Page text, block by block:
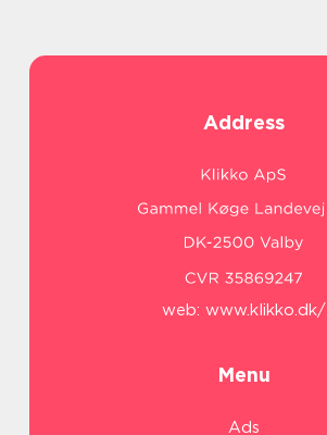
Address
web: www.klikko.dk/
Menu
Ads